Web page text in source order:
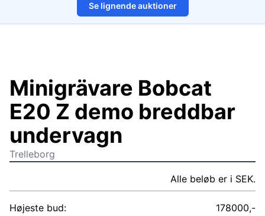
Se lignende auktioner
1/30
Minigrävare Bobcat
E20 Z demo breddbar
undervagn
Trelleborg
Alle beløb er i SEK.
Højeste bud:
178000,-